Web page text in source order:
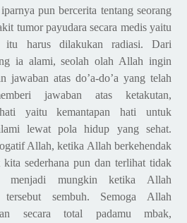
pun bercerita tentang seorang
tumor payudara secara medis yaitu
itu harus dilakukan radiasi. Dari
ia alami, seolah olah Allah ingin
jawaban atas do’a-do’a yang telah
jawaban atas ketakutan,
yaitu kemantapan hati untuk
lewat pola hidup yang sehat.
Allah, ketika Allah berkehendak
sederhana pun dan terlihat tidak
menjadi mungkin ketika Allah
tersebut sembuh. Semoga Allah
secara total padamu mbak,